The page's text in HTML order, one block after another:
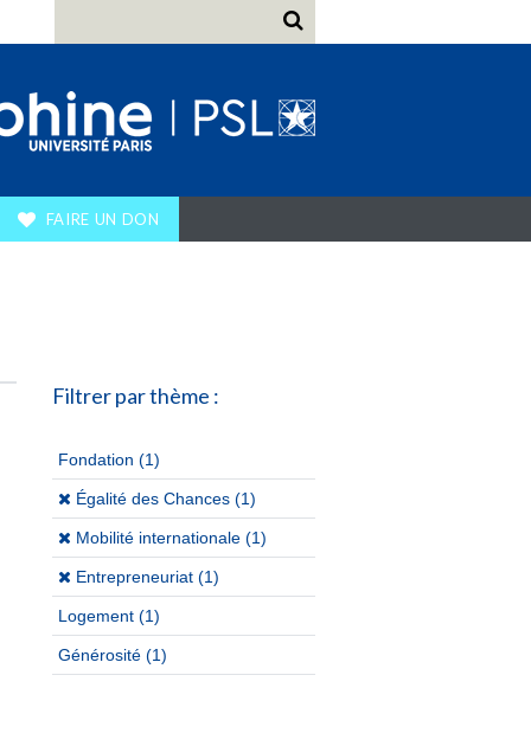
FAIRE UN DON
Filtrer par thème :
Fondation (1)
(x)Égalité des Chances (1)
(x)Mobilité internationale (1)
(x)Entrepreneuriat (1)
Logement(1)
Générosité(1)